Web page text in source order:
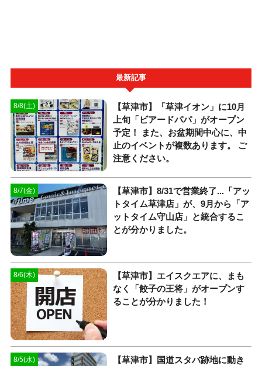
最新記事
8/8(土)
【草津市】「草津イオン」に10月
上旬「ビアードパパ」がオープン
予定！ また、お盆期間中心に、中
止のイベントが複数あります。 ご
注意ください。
8/7(金)
【草津市】8/31で営業終了...「アッ
トタイム草津店」が、9月から「ア
ットタイム守山店」と統合するこ
とが分かりました。
8/6(木)
【草津市】エイスクエアに、まも
なく「餃子の王将」がオープンす
ることが分かりました！
8/5(水)
【草津市】国道スタバ跡地に動き